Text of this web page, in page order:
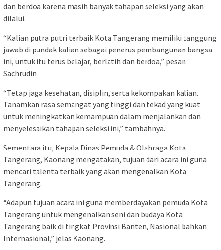
dan berdoa karena masih banyak tahapan seleksi yang akan
dilalui.
“Kalian putra putri terbaik Kota Tangerang memiliki tanggung
jawab di pundak kalian sebagai penerus pembangunan bangsa
ini, untuk itu terus belajar, berlatih dan berdoa,” pesan
Sachrudin.
“Tetap jaga kesehatan, disiplin, serta kekompakan kalian.
Tanamkan rasa semangat yang tinggi dan tekad yang kuat
untuk meningkatkan kemampuan dalam menjalankan dan
menyelesaikan tahapan seleksi ini,” tambahnya.
Sementara itu, Kepala Dinas Pemuda & Olahraga Kota
Tangerang, Kaonang mengatakan, tujuan dari acara ini guna
mencari talenta terbaik yang akan mengenalkan Kota
Tangerang.
“Adapun tujuan acara ini guna memberdayakan pemuda Kota
Tangerang untuk mengenalkan seni dan budaya Kota
Tangerang baik di tingkat Provinsi Banten, Nasional bahkan
Internasional,” jelas Kaonang.